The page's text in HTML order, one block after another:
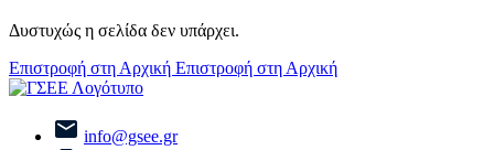
Δυστυχώς η σελίδα δεν υπάρχει.
Επιστροφή στη Αρχική Επιστροφή στη Αρχική
info@gsee.gr